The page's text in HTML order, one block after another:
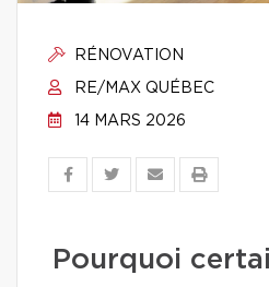
RÉNOVATION
RE/MAX QUÉBEC
14 MARS 2026
Pourquoi